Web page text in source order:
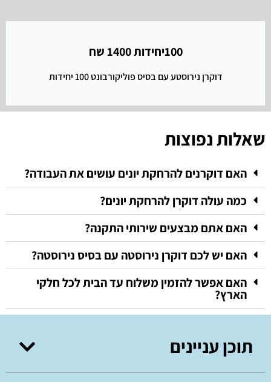
100יחידות 1400 שח
דוקרן נירוסטע עם בסיס פוליקורבונט 100 יחידות
שאלות נפוצות
האם דוקרנים להרחקת יונים עושים את העבודה?
כמה עולה דוקרן להרחקת יונים?
האם אתם מבצעים שירותי התקנה?
האם יש לכם דוקרן נירוסטה עם בסיס נירוסטה?
האם אפשר להזמין משלוח עד הבית לכל חלקי
הארץ?
תוכן עניינים